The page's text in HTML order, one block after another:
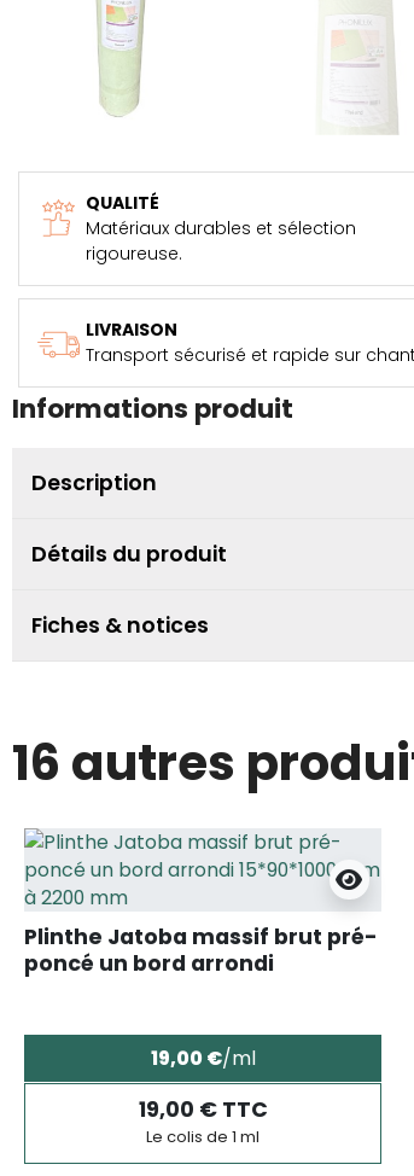
QUALITÉ
Matériaux durables et sélection
rigoureuse.
LIVRAISON
Transport sécurisé et rapide sur
Informations produit
Description
Détails du produit
Fiches & notices
16 autres
Plinthe Jatoba massif brut pré-
poncé un bord arrondi
19,00 €/ml
19,00 € TTC
Le colis de 1 ml